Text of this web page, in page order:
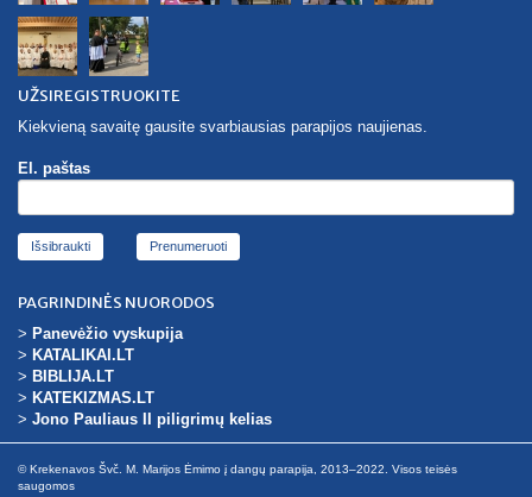
UŽSIREGISTRUOKITE
Kiekvieną savaitę gausite svarbiausias parapijos naujienas.
El. paštas
Išsibraukti
PAGRINDINĖS NUORODOS
> Panevėžio vyskupija
> KATALIKAI.LT
> BIBLIJA.LT
> KATEKIZMAS.LT
> Jono Pauliaus II piligrimų kelias
© Krekenavos Švč. M. Marijos Ėmimo į dangų parapija, 2013–2022. Visos teisės
saugomos